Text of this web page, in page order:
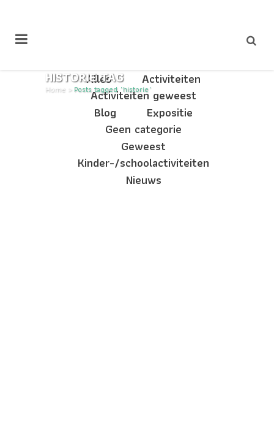
HISTORIE TAG
Home >Posts tagged "historie"
Alles
Activiteiten
Activiteiten geweest
Blog
Expositie
Geen categorie
Geweest
Kinder-/schoolactiviteiten
Nieuws